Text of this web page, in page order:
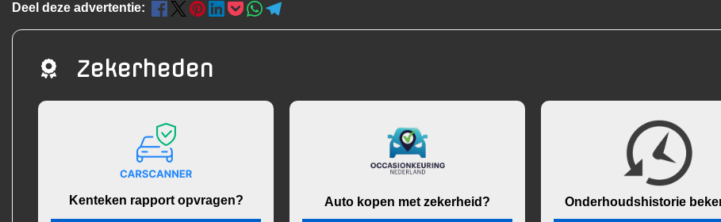
Deel deze advertentie:
Zekerheden
Kenteken rapport opvragen? Auto kopen met zekerheid? Onderhoudshistorie